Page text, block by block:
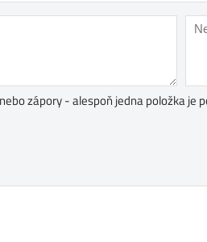
zápory - alespoň jedna položka je